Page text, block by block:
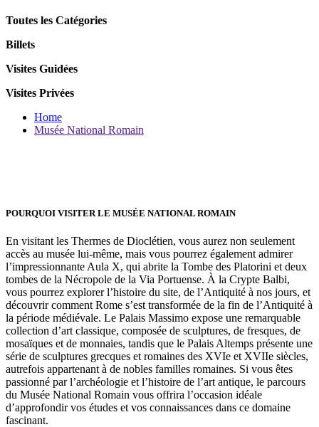
Toutes les Catégories
Billets
Visites Guidées
Visites Privées
Home
Musée National Romain
POURQUOI VISITER LE MUSÉE NATIONAL ROMAIN
En visitant les Thermes de Dioclétien, vous aurez non seulement
accès au musée lui-même, mais vous pourrez également admirer
l’impressionnante Aula X, qui abrite la Tombe des Platorini et deux
tombes de la Nécropole de la Via Portuense. À la Crypte Balbi,
vous pourrez explorer l’histoire du site, de l’Antiquité à nos jours, et
découvrir comment Rome s’est transformée de la fin de l’Antiquité à
la période médiévale. Le Palais Massimo expose une remarquable
collection d’art classique, composée de sculptures, de fresques, de
mosaïques et de monnaies, tandis que le Palais Altemps présente une
série de sculptures grecques et romaines des XVIe et XVIIe siècles,
autrefois appartenant à de nobles familles romaines. Si vous êtes
passionné par l’archéologie et l’histoire de l’art antique, le parcours
du Musée National Romain vous offrira l’occasion idéale
d’approfondir vos études et vos connaissances dans ce domaine
fascinant.